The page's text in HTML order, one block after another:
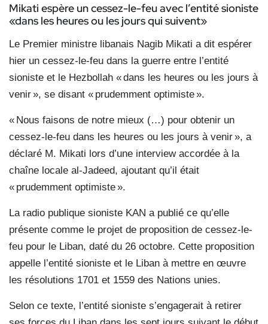
Mikati espère un cessez-le-feu avec l’entité sioniste
«dans les heures ou les jours qui suivent»
Le Premier ministre libanais Nagib Mikati a dit espérer
hier un cessez-le-feu dans la guerre entre l’entité
sioniste et le Hezbollah « dans les heures ou les jours à
venir », se disant « prudemment optimiste ».
« Nous faisons de notre mieux (…) pour obtenir un
cessez-le-feu dans les heures ou les jours à venir », a
déclaré M. Mikati lors d’une interview accordée à la
chaîne locale al-Jadeed, ajoutant qu’il était
« prudemment optimiste ».
La radio publique sioniste KAN a publié ce qu’elle
présente comme le projet de proposition de cessez-le-
feu pour le Liban, daté du 26 octobre. Cette proposition
appelle l’entité sioniste et le Liban à mettre en œuvre
les résolutions 1701 et 1559 des Nations unies.
Selon ce texte, l’entité sioniste s’engagerait à retirer